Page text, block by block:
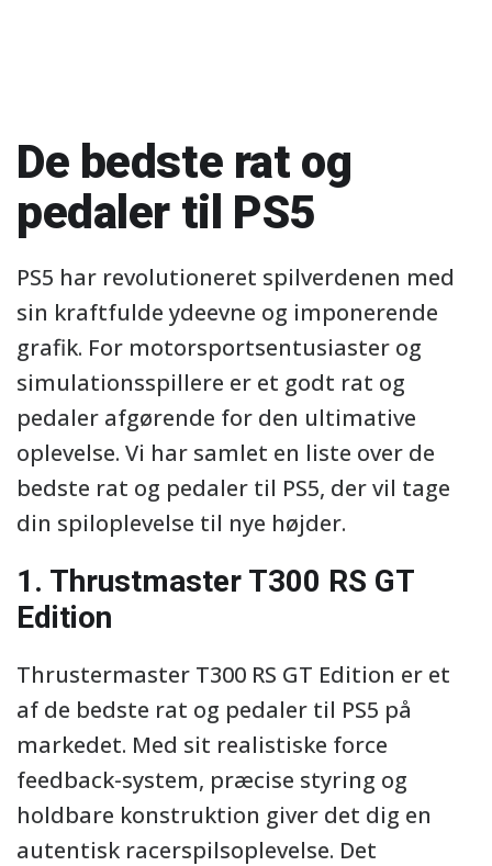
De bedste rat og
pedaler til PS5
PS5 har revolutioneret spilverdenen med
sin kraftfulde ydeevne og imponerende
grafik. For motorsportsentusiaster og
simulationsspillere er et godt rat og
pedaler afgørende for den ultimative
oplevelse. Vi har samlet en liste over de
bedste rat og pedaler til PS5, der vil tage
din spiloplevelse til nye højder.
1. Thrustmaster T300 RS GT
Edition
Thrustermaster T300 RS GT Edition er et
af de bedste rat og pedaler til PS5 på
markedet. Med sit realistiske force
feedback-system, præcise styring og
holdbare konstruktion giver det dig en
autentisk racerspilsoplevelse. Det